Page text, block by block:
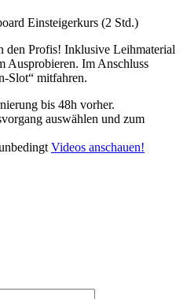
Einsteigerkurs (2 Std.)
den Profis! Inklusive Leihmaterial
Ausprobieren. Im Anschluss
Slot“ mitfahren.
bis 48h vorher.
auswählen und zum
Videos anschauen!